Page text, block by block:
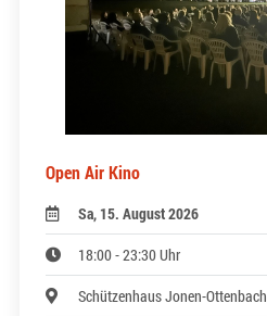
Open Air Kino
Sa, 15. August 2026
18:00 - 23:30 Uhr
Schützenhaus Jonen-Ottenbach